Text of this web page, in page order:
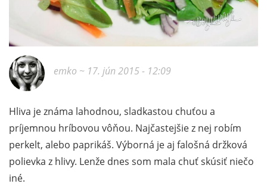
emko ~ 17. jún 2015 - 12:09
Hliva je známa lahodnou, sladkastou chuťou a
príjemnou hríbovou vôňou. Najčastejšie z nej robím
perkelt, alebo paprikáš. Výborná je aj falošná držková
polievka z hlivy. Lenže dnes som mala chuť skúsiť niečo
iné.